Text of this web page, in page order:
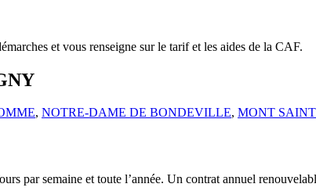
et vous renseigne sur le tarif et les aides de la CAF.
, NOTRE-DAME DE BONDEVILLE, MONT
par semaine et toute l’année. Un contrat annuel